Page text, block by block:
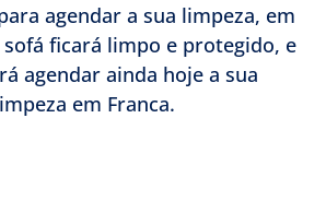
agendar a sua limpeza, em
ficará limpo e protegido, e
agendar ainda hoje a sua
em Franca.